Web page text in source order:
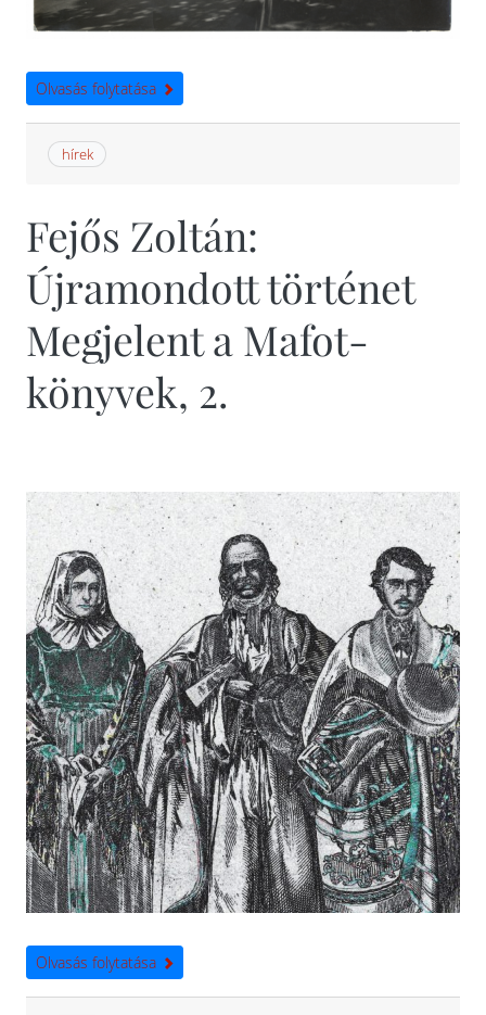
Olvasás folytatása
hírek
Fejős Zoltán:
Újramondott történet
Megjelent a Mafot-
könyvek, 2.
Olvasás folytatása